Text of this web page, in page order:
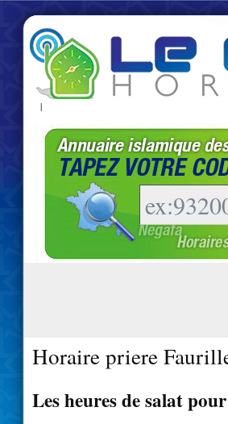
|
Horaire priere
Les heures de salat